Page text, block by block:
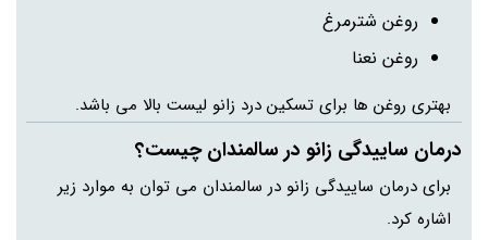
روغن شترمرغ
روغن نعنا
بهتری روغن ها برای تسکین درد زانو لیست بالا می باشد.
درمان ساییدگی زانو در سالمندان چیست؟
برای درمان ساییدگی زانو در سالمندان می توان به موارد زیر
اشاره کرد.